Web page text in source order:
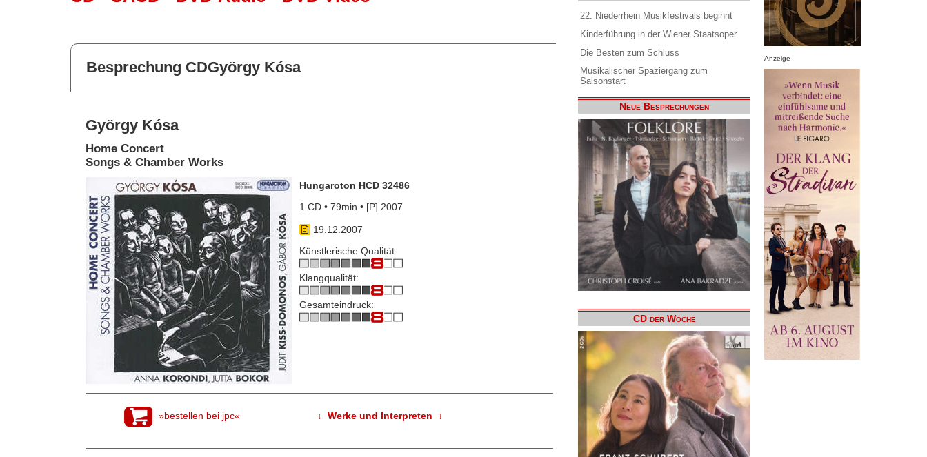
Besprechung CDGyörgy Kósa
György Kósa
Home Concert
Songs & Chamber Works
Hungaroton HCD 32486
1 CD • 79min • [P] 2007
19.12.2007
Künstlerische Qualität:
Klangqualität:
Gesamteindruck:
»bestellen bei jpc« ↓ Werke und Interpreten ↓
22. Niederrhein Musikfestivals beginnt
Kinderführung in der Wiener Staatsoper
Die Besten zum Schluss
Musikalischer Spaziergang zum
Saisonstart
Neue Besprechungen
CD der Woche
Anzeige